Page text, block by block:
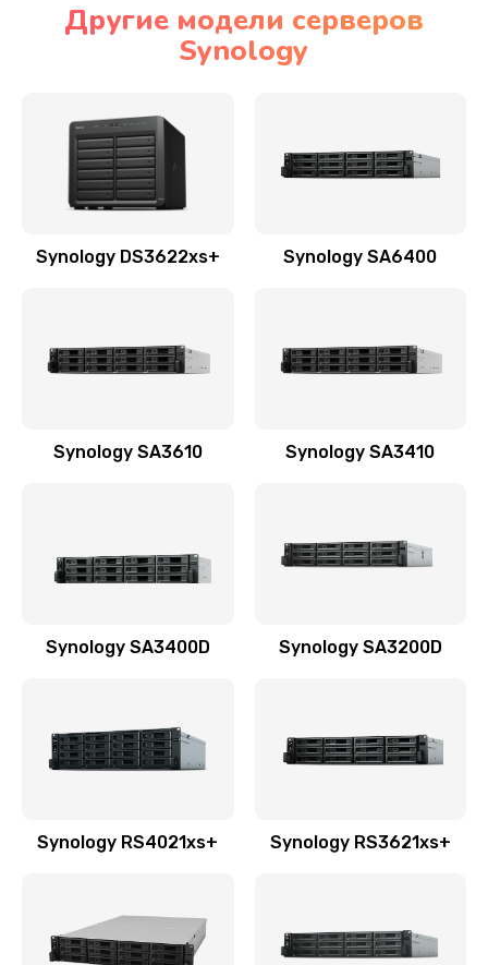
Другие модели серверов
Synology
Synology DS3622xs+ Synology SA6400
Synology SA3610 Synology SA3410
Synology SA3400D Synology SA3200D
Synology RS4021xs+ Synology RS3621xs+